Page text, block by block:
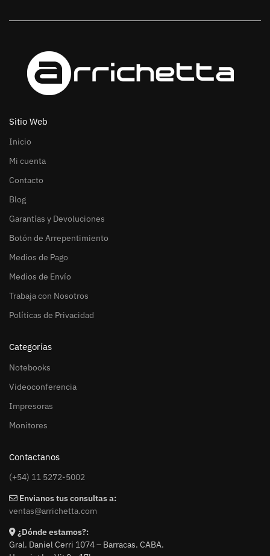
Sitio Web
Inicio
Mi cuenta
Contacto
Blog
Garantías y Devoluciones
Botón de Arrepentimiento
Medios de Pago
Medios de Envío
Trabaja con Nosotros
Políticas de Privacidad
Categorías
Notebooks
Videoconferencia
Impresoras
Monitores
Contactanos
(+54) 11 5272-5002
Envianos tus consultas a:
ventas@arrichetta.com
¿Dónde estamos?:
Gral. Daniel Cerri 1074 – Barracas. CABA.